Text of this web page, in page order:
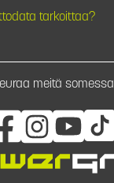
tarkoittaa?
meitä somessa